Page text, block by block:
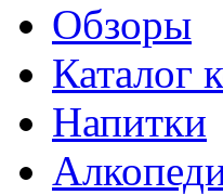
Обзоры
Каталог
Напитки